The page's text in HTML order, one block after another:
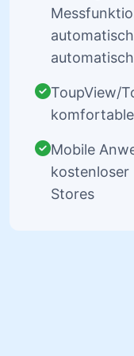
ToupView/
Mobile
kostenloser
Stores